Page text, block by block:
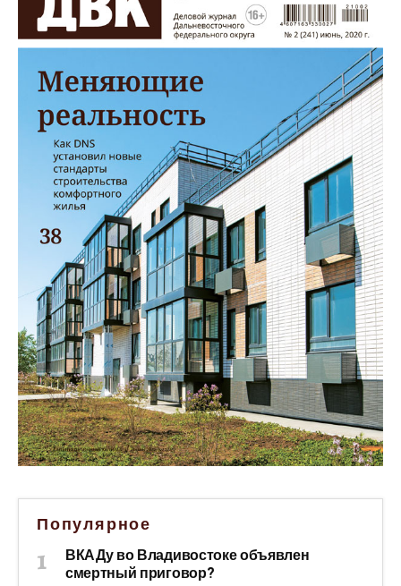
Популярное
ВКАДу во Владивостоке объявлен
смертный приговор?